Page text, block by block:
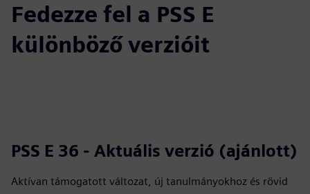
Fedezze fel a PSS E
különböző verzióit
PSS E 36 - Aktuális verzió (ajánlott)
Aktívan támogatott változat, új tanulmányokhoz és rövid